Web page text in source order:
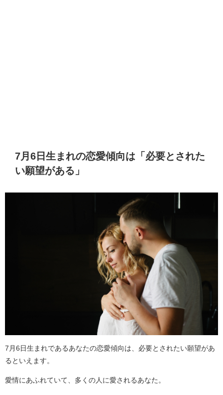
7月6日生まれの恋愛傾向は「必要とされた
い願望がある」
7月6日生まれであるあなたの恋愛傾向は、必要とされたい願望があ
るといえます。
愛情にあふれていて、多くの人に愛されるあなた。